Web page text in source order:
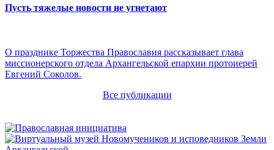
Пусть тяжелые новости не угнетают
О празднике Торжества Православия рассказывает глава
миссионерского отдела Архангельской епархии протоиерей
Евгений Соколов.
Все публикации